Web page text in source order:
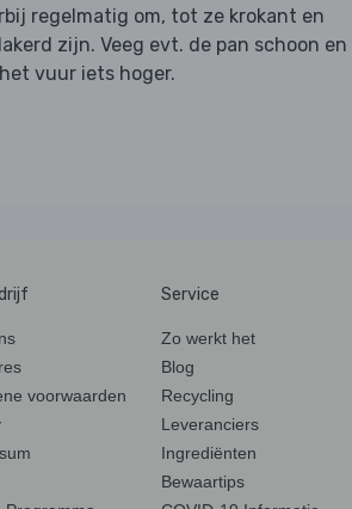
regelmatig om, tot ze krokant en
zijn. Veeg evt. de pan schoon en
vuur iets hoger.
voorwaarden
Service
Zo werkt het
Blog
Recycling
Leveranciers
Ingrediënten
Bewaartips